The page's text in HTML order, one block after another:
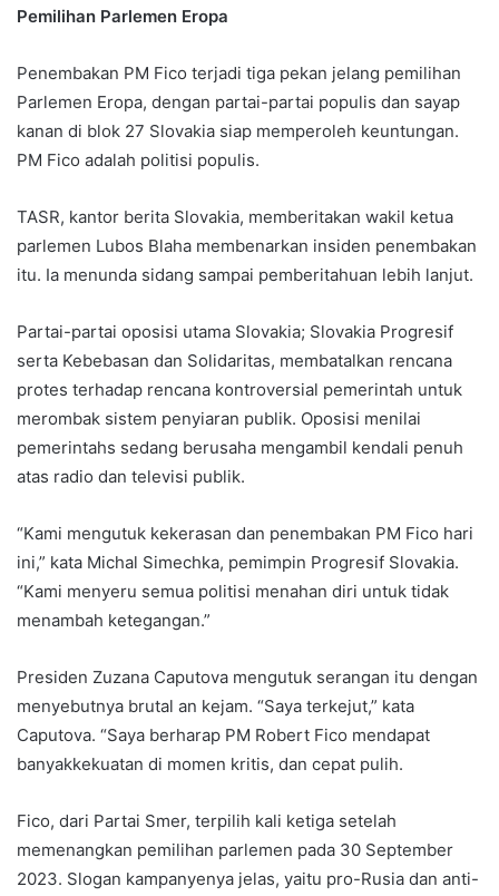
Pemilihan Parlemen Eropa
Penembakan PM Fico terjadi tiga pekan jelang pemilihan
Parlemen Eropa, dengan partai-partai populis dan sayap
kanan di blok 27 Slovakia siap memperoleh keuntungan.
PM Fico adalah politisi populis.
TASR, kantor berita Slovakia, memberitakan wakil ketua
parlemen Lubos Blaha membenarkan insiden penembakan
itu. Ia menunda sidang sampai pemberitahuan lebih lanjut.
Partai-partai oposisi utama Slovakia; Slovakia Progresif
serta Kebebasan dan Solidaritas, membatalkan rencana
protes terhadap rencana kontroversial pemerintah untuk
merombak sistem penyiaran publik. Oposisi menilai
pemerintahs sedang berusaha mengambil kendali penuh
atas radio dan televisi publik.
“Kami mengutuk kekerasan dan penembakan PM Fico hari
ini,” kata Michal Simechka, pemimpin Progresif Slovakia.
“Kami menyeru semua politisi menahan diri untuk tidak
menambah ketegangan.”
Presiden Zuzana Caputova mengutuk serangan itu dengan
menyebutnya brutal an kejam. “Saya terkejut,” kata
Caputova. “Saya berharap PM Robert Fico mendapat
banyakkekuatan di momen kritis, dan cepat pulih.
Fico, dari Partai Smer, terpilih kali ketiga setelah
memenangkan pemilihan parlemen pada 30 September
2023. Slogan kampanyenya jelas, yaitu pro-Rusia dan anti-